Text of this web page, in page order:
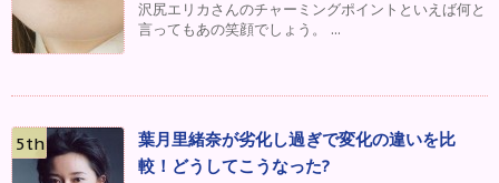
沢尻エリカさんのチャーミングポイントといえば何と
言ってもあの笑顔でしょう。 ...
葉月里緒奈が劣化し過ぎで変化の違いを比
較！どうしてこうなった?